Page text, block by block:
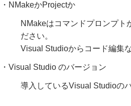
・NMakeかProjectか
NMakeはコマンドプロンプト
ださい。
Visual Studioからコード編集
・Visual Studio のバージョン
導入しているVisual Studioの